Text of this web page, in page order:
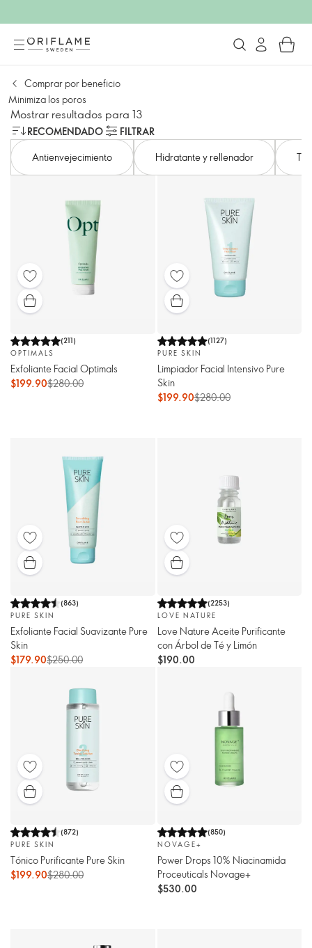
Comprar por beneficio
Minimiza los poros
Mostrar resultados para 13
RECOMENDADO
FILTRAR
Antienvejecimiento
Hidratante y rellenador
(211)
OPTIMALS
Exfoliante Facial Optimals
$199.90$280.00
(1127)
PURE SKIN
Limpiador Facial Intensivo Pure
Skin
$199.90$280.00
(863)
PURE SKIN
Exfoliante Facial Suavizante Pure
Skin
$179.90$250.00
(2253)
LOVE NATURE
Love Nature Aceite Purificante
con Árbol de Té y Limón
$190.00
(872)
PURE SKIN
Tónico Purificante Pure Skin
$199.90$280.00
(850)
NOVAGE+
Power Drops 10% Niacinamida
Proceuticals Novage+
$530.00